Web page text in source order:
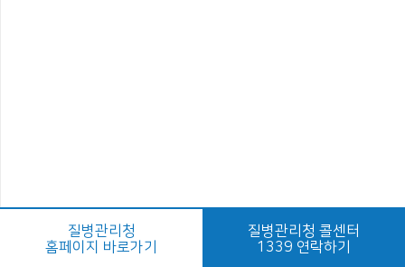
질병관리청
홈페이지 바로가기
질병관리청 콜센터
1339 연락하기